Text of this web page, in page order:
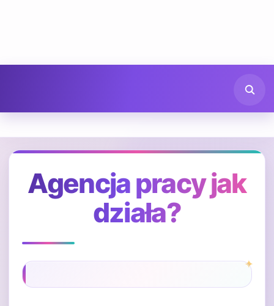
Agencja pracy jak
działa?